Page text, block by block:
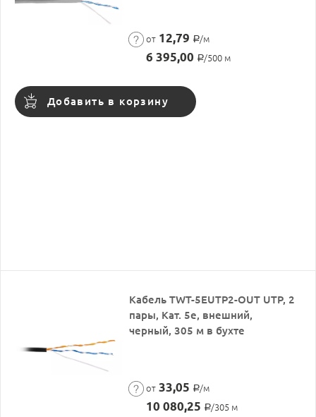
от 12,79 Р/м
6 395,00 Р/500 м
Добавить в корзину
Кабель TWT-5EUTP2-OUT UTP, 2
пары, Кат. 5e, внешний,
черный, 305 м в бухте
от 33,05 Р/м
10 080,25 Р/305 м